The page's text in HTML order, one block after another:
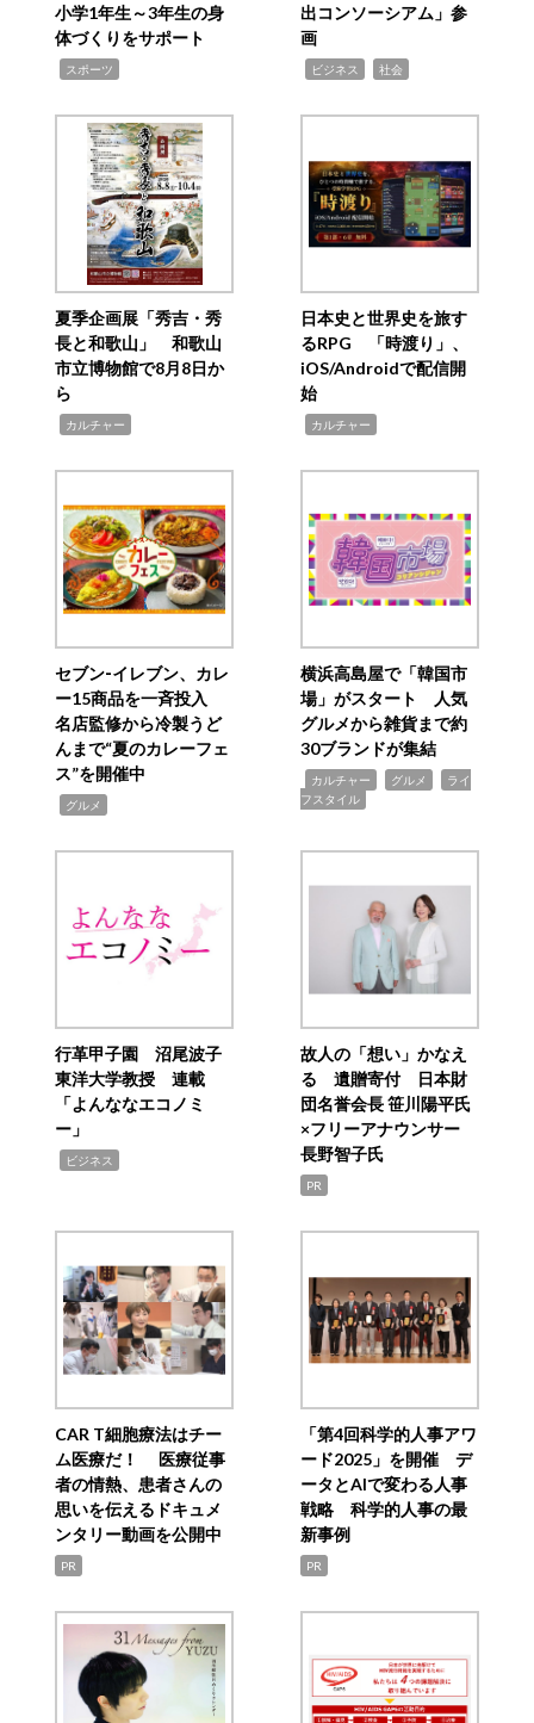
小学1年生～3年生の身
体づくりをサポート
スポーツ
出コンソーシアム」参
画
ビジネス 社会
夏季企画展「秀吉・秀
長と和歌山」 和歌山
市立博物館で8月8日か
ら
カルチャー
日本史と世界史を旅す
るRPG 「時渡り」、
iOS/Androidで配信開
始
カルチャー
セブン‐イレブン、カレ
ー15商品を一斉投入
名店監修から冷製うど
んまで“夏のカレーフェ
ス”を開催中
グルメ
横浜高島屋で「韓国市
場」がスタート 人気
グルメから雑貨まで約
30ブランドが集結
カルチャー グルメ
ライ
フスタイル
行革甲子園 沼尾波子
東洋大学教授 連載
「よんななエコノミ
ー」
ビジネス
故人の「想い」かなえ
る 遺贈寄付 日本財
団名誉会長 笹川陽平氏
×フリーアナウンサー
長野智子氏
PR
CAR T細胞療法はチー
ム医療だ！ 医療従事
者の情熱、患者さんの
思いを伝えるドキュメ
ンタリー動画を公開中
PR
「第4回科学的人事アワ
ード2025」を開催 デ
ータとAIで変わる人事
戦略 科学的人事の最
新事例
PR